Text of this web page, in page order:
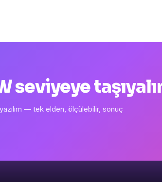
seviyeye
— tek elden, ölçülebilir, sonuç